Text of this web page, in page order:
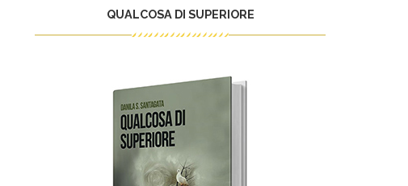
QUALCOSA DI SUPERIORE